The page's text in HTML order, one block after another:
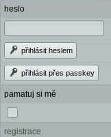
heslo
přihlásit heslem
přihlásit přes passkey
pamatuj si mě
registrace